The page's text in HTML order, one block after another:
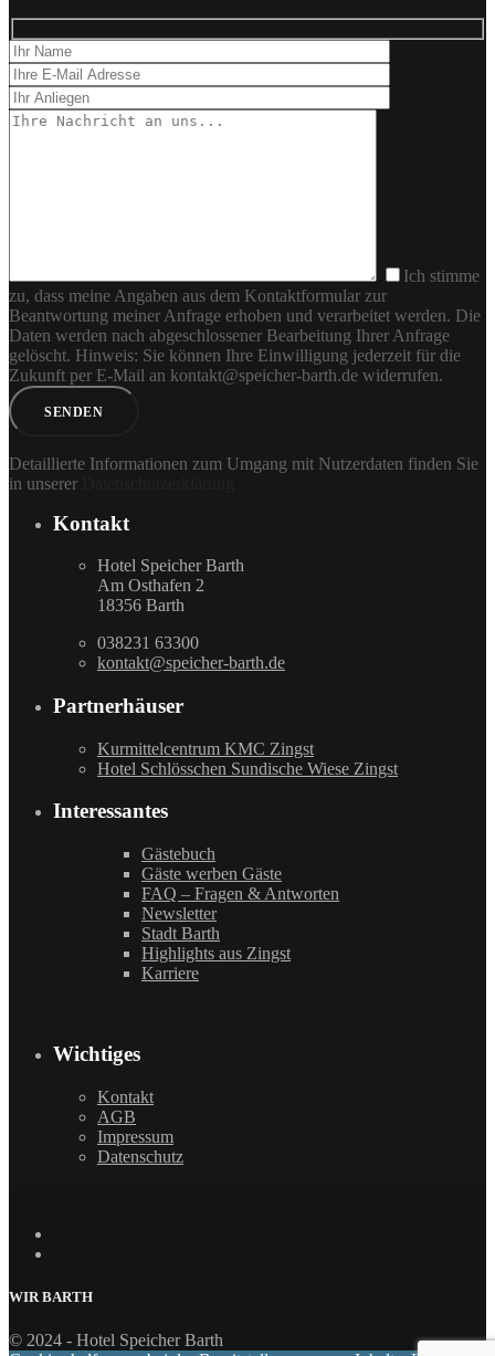
Ich stimme
zu, dass meine Angaben aus dem Kontaktformular zur
Beantwortung meiner Anfrage erhoben und verarbeitet werden. Die
Daten werden nach abgeschlossener Bearbeitung Ihrer Anfrage
gelöscht. Hinweis: Sie können Ihre Einwilligung jederzeit für die
Zukunft per E-Mail an kontakt@speicher-barth.de widerrufen.
Detaillierte Informationen zum Umgang mit Nutzerdaten finden Sie
in unserer
Kontakt
Hotel Speicher Barth
Am Osthafen 2
18356 Barth
038231 63300
kontakt@speicher-barth.de
Partnerhäuser
Kurmittelcentrum KMC Zingst
Hotel Schlösschen Sundische Wiese Zingst
Interessantes
Gästebuch
Gäste werben Gäste
FAQ – Fragen & Antworten
Newsletter
Stadt Barth
Highlights aus Zingst
Karriere
Wichtiges
Kontakt
AGB
Impressum
Datenschutz
WIR BARTH
© 2024 - Hotel Speicher Barth